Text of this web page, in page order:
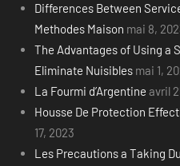
Differences Between
Methodes Maison mai 8,
The Advantages of Using a
Eliminate Nuisibles mai 1,
La Fourmi d’Argentine avril
Housse De Protection
17, 2023
Les Precautions a Taking